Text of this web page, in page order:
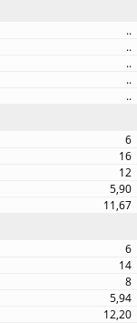
..
..
..
..
..
6
16
12
5,90
11,67
6
14
8
5,94
12,20